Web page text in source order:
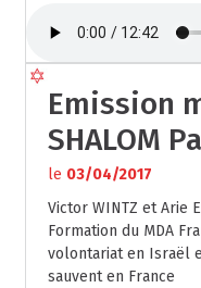
Emission
SHALOM
le 03/04/2017
Victor WINTZ et Arie
Formation du MDA
volontariat en Israël
sauvent en France